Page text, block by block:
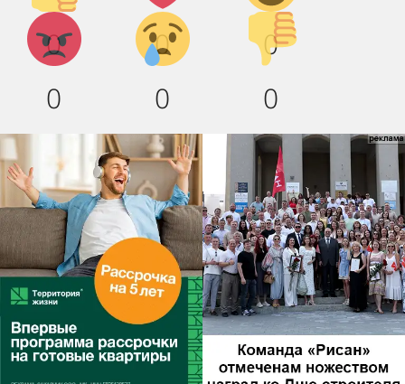
0 0 0
Агрессия!
0
Грусть
:(
0
Палец
вниз!
0